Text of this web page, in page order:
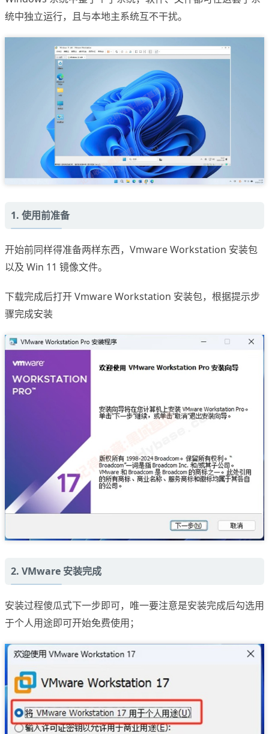
统中独立运行，且与本地主系统互不干扰。
1. 使用前准备
开始前同样得准备两样东西，Vmware Workstation 安装包
以及 Win 11 镜像文件。
下载完成后打开 Vmware Workstation 安装包，根据提示步
骤完成安装
2. VMware 安装完成
安装过程傻瓜式下一步即可，唯一要注意是安装完成后勾选用
于个人用途即可开始免费使用；